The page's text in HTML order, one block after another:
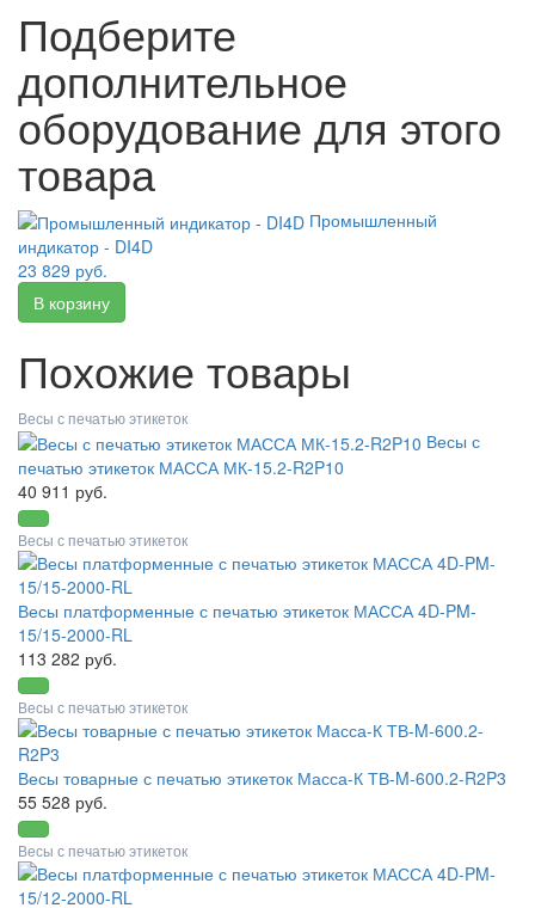
Подберите
дополнительное
оборудование для этого
товара
Промышленный
индикатор - DI4D
23 829 руб.
Похожие товары
Весы с печатью этикеток
Весы с
печатью этикеток МАССА МК-15.2-R2P10
40 911 руб.
Весы с печатью этикеток
Весы платформенные с печатью этикеток МАССА 4D-PM-
15/15-2000-RL
113 282 руб.
Весы с печатью этикеток
Весы товарные с печатью этикеток Масса-К ТВ-M-600.2-R2P3
55 528 руб.
Весы с печатью этикеток